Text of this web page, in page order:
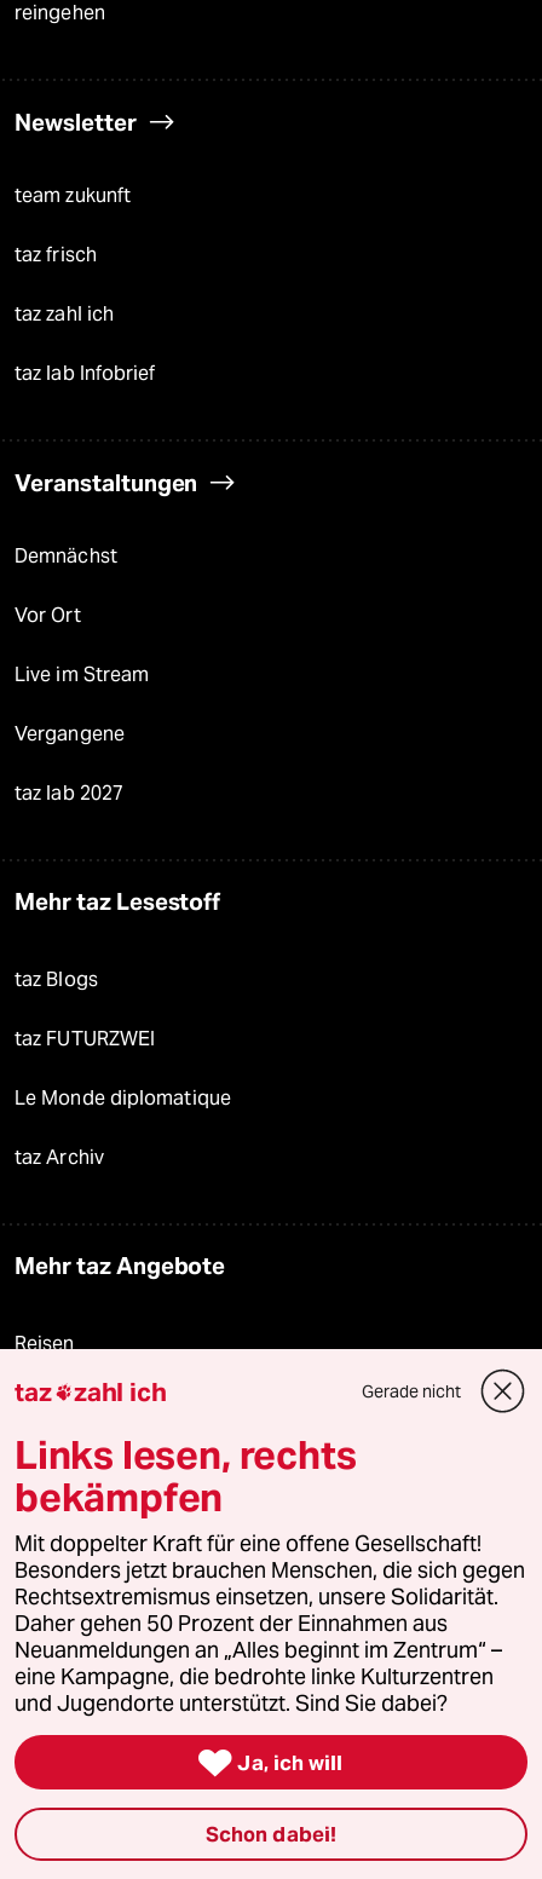
reingehen
Newsletter
team zukunft
taz frisch
taz zahl ich
taz lab Infobrief
Veranstaltungen
Demnächst
Vor Ort
Live im Stream
Vergangene
taz lab 2027
Mehr taz Lesestoff
taz Blogs
taz FUTURZWEI
Le Monde diplomatique
taz Archiv
Mehr taz Angebote
Reisen
Kantine
Shop
Fragen & Hilfe
Feedback
Aboservice
ePaper Login
taz zahl ich Gerade nicht
Links lesen, rechts
bekämpfen
Mit doppelter Kraft für eine offene Gesellschaft!
Besonders jetzt brauchen Menschen, die sich gegen
Rechtsextremismus einsetzen, unsere Solidarität.
Daher gehen 50 Prozent der Einnahmen aus
Neuanmeldungen an „Alles beginnt im Zentrum“ –
eine Kampagne, die bedrohte linke Kulturzentren
und Jugendorte unterstützt. Sind Sie dabei?
 Ja, ich will
Schon dabei!